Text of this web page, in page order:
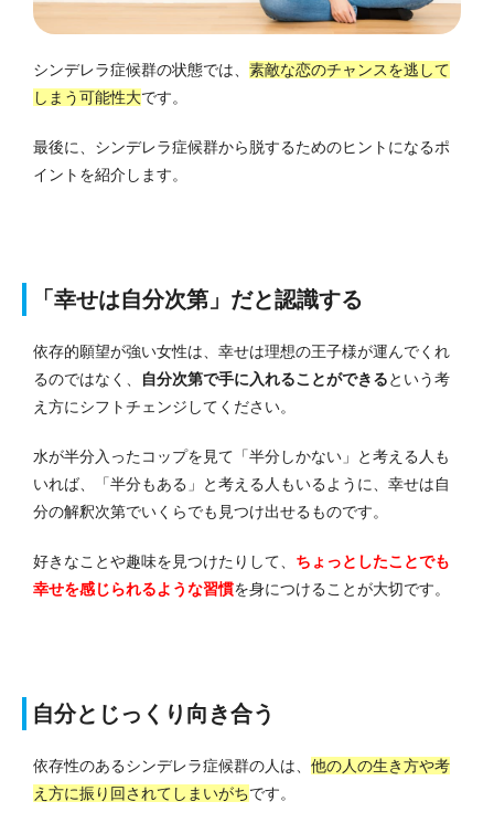
シンデレラ症候群の状態では、 素敵な恋のチャンスを逃して
しまう可能性大です。
最後に、シンデレラ症候群から脱するためのヒントになるポ
イントを紹介します。
「幸せは自分次第」だと認識する
依存的願望が強い女性は、幸せは理想の王子様が運んでくれ
るのではなく、
自分次第で手に入れることができるという考
え方にシフトチェンジしてください。
水が半分入ったコップを見て「半分しかない」と考える人も
いれば、「半分もある」と考える人もいるように、幸せは自
分の解釈次第でいくらでも見つけ出せるものです。
好きなことや趣味を見つけたりして、 ちょっとしたことでも
幸せを感じられるような習慣を身につけることが大切です。
自分とじっくり向き合う
依存性のあるシンデレラ症候群の人は、 他の人の生き方や考
え方に振り回されてしまいがちです。